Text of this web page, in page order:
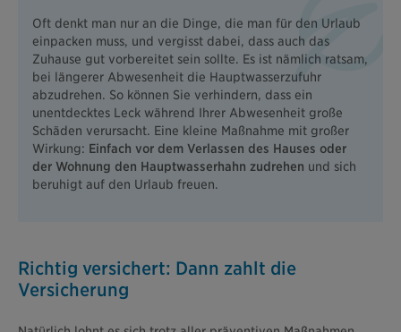
Oft denkt man nur an die Dinge, die man für den Urlaub
einpacken muss, und vergisst dabei, dass auch das
Zuhause gut vorbereitet sein sollte. Es ist nämlich ratsam,
bei längerer Abwesenheit die Hauptwasserzufuhr
abzudrehen. So können Sie verhindern, dass ein
unentdecktes Leck während Ihrer Abwesenheit große
Schäden verursacht. Eine kleine Maßnahme mit großer
Wirkung: Einfach vor dem Verlassen des Hauses oder
der Wohnung den Hauptwasserhahn zudrehen und sich
beruhigt auf den Urlaub freuen.
Richtig versichert: Dann zahlt die
Versicherung